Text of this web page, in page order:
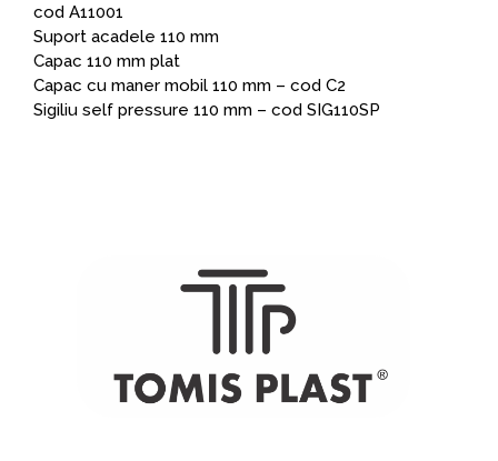
cod A11001
Suport acadele 110 mm
Capac 110 mm plat
Capac cu maner mobil 110 mm – cod C2
Sigiliu self pressure 110 mm – cod SIG110SP